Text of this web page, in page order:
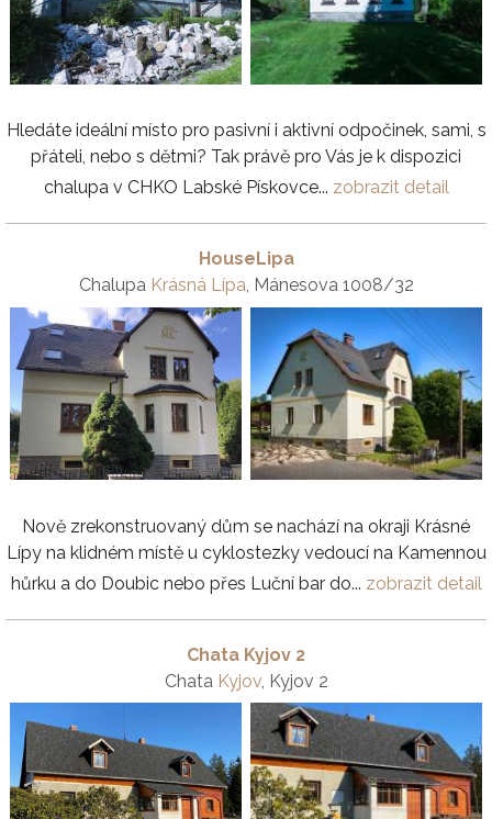
Hledáte ideální místo pro pasivní i aktivní odpočinek, sami, s
přáteli, nebo s dětmi? Tak právě pro Vás je k dispozici
chalupa v CHKO Labské Pískovce... zobrazit detail
HouseLipa
Chalupa Krásná Lípa, Mánesova 1008/32
Nově zrekonstruovaný dům se nachází na okraji Krásné
Lípy na klidném místě u cyklostezky vedoucí na Kamennou
hůrku a do Doubic nebo přes Luční bar do... zobrazit detail
Chata Kyjov 2
Chata Kyjov, Kyjov 2